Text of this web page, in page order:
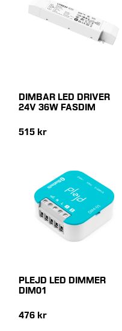
DIMBAR LED DRIVER
24V 36W FASDIM
515 kr
PLEJD LED DIMMER
DIM01
476 kr